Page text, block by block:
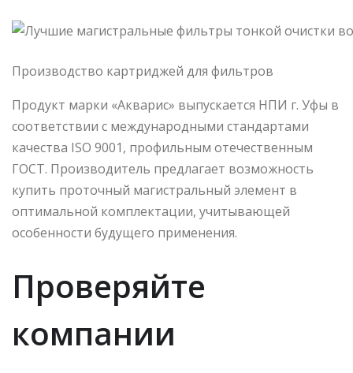
Производство картриджей для фильтров
Продукт марки «Акварис» выпускается НПИ г. Уфы в
соответствии с международными стандартами
качества ISO 9001, профильным отечественным
ГОСТ. Производитель предлагает возможность
купить проточный магистральный элемент в
оптимальной комплектации, учитывающей
особенности будущего применения.
Проверяйте
компании